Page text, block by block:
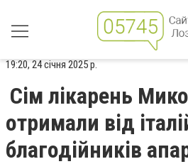
19:20, 24 січня 2025 р.
Сім лікарень
отримали від
благодійників